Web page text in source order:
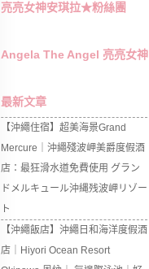
亮亮女神安琪拉★粉絲團
Angela The Angel 亮亮女神
最新文章
【沖繩住宿】超美海景Grand
Mercure｜沖繩殘波岬美爵度假酒
店：最狂滑水道免費使用 グラン
ドメルキュール沖縄残波岬リゾー
ト
【沖繩飯店】沖繩日和海洋度假酒
店｜Hiyori Ocean Resort